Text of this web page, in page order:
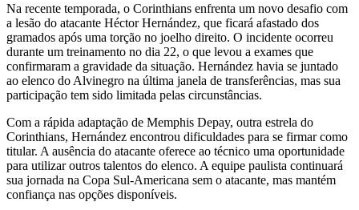
Na recente temporada, o Corinthians enfrenta um novo desafio com
a lesão do atacante Héctor Hernández, que ficará afastado dos
gramados após uma torção no joelho direito. O incidente ocorreu
durante um treinamento no dia 22, o que levou a exames que
confirmaram a gravidade da situação. Hernández havia se juntado
ao elenco do Alvinegro na última janela de transferências, mas sua
participação tem sido limitada pelas circunstâncias.
Com a rápida adaptação de Memphis Depay, outra estrela do
Corinthians, Hernández encontrou dificuldades para se firmar como
titular. A ausência do atacante oferece ao técnico uma oportunidade
para utilizar outros talentos do elenco. A equipe paulista continuará
sua jornada na Copa Sul-Americana sem o atacante, mas mantém
confiança nas opções disponíveis.